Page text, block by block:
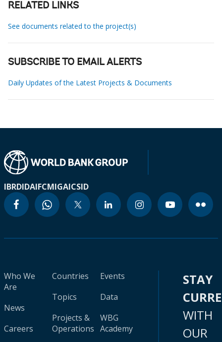
RELATED LINKS
See documents related to the project(s)
SUBSCRIBE TO EMAIL ALERTS
Daily Updates of the Latest Projects & Documents
IBRDIDAIFCMIGAICSID
Who We
Are
News
Careers
Countries
Topics
Projects &
Operations
Events
Data
WBG
Academy
STAY
WITH
OUR